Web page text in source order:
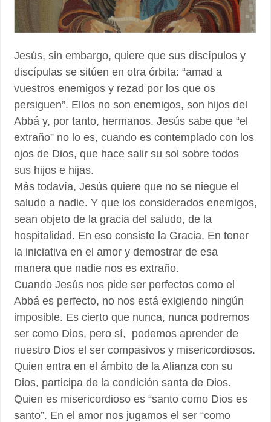
Jesús, sin embargo, quiere que sus discípulos y
discípulas se sitúen en otra órbita: “amad a
vuestros enemigos y rezad por los que os
persiguen”. Ellos no son enemigos, son hijos del
Abbá y, por tanto, hermanos. Jesús sabe que “el
extraño” no lo es, cuando es contemplado con los
ojos de Dios, que hace salir su sol sobre todos
sus hijos e hijas.
Más todavía, Jesús quiere que no se niegue el
saludo a nadie. Y que los considerados enemigos,
sean objeto de la gracia del saludo, de la
hospitalidad. En eso consiste la Gracia. En tener
la iniciativa en el amor y demostrar de esa
manera que nadie nos es extraño.
Cuando Jesús nos pide ser perfectos como el
Abbá es perfecto, no nos está exigiendo ningún
imposible. Es cierto que nunca, nunca podremos
ser como Dios, pero sí, podemos aprender de
nuestro Dios el ser compasivos y misericordiosos.
Quien entra en el ámbito de la Alianza con su
Dios, participa de la condición santa de Dios.
Quien es misericordioso es “santo como Dios es
santo”. En el amor nos jugamos el ser “como